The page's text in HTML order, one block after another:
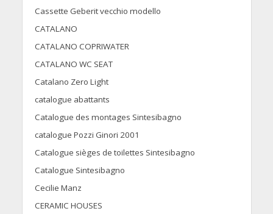
Cassette Geberit vecchio modello
CATALANO
CATALANO COPRIWATER
CATALANO WC SEAT
Catalano Zero Light
catalogue abattants
Catalogue des montages Sintesibagno
catalogue Pozzi Ginori 2001
Catalogue sièges de toilettes Sintesibagno
Catalogue Sintesibagno
Cecilie Manz
CERAMIC HOUSES